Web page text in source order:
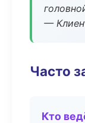
—
Часто
Кто